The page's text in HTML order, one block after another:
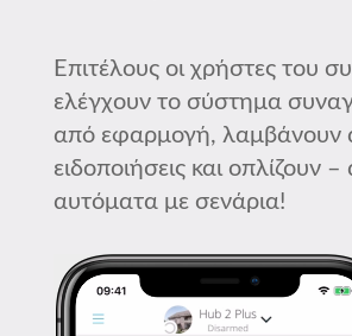
Επιτέλους οι χρήστες του
ελέγχουν το σύστημα
από εφαρμογή, λαμβάνουν
ειδοποιήσεις και οπλίζουν
αυτόματα με σενάρια!